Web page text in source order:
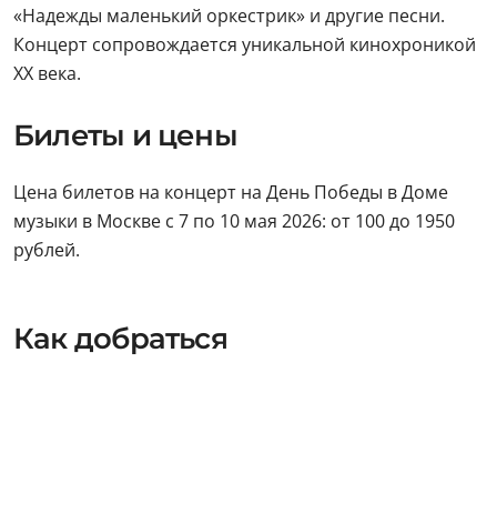
«Надежды маленький оркестрик» и другие песни.
Концерт сопровождается уникальной кинохроникой
XX века.
Билеты и цены
Цена билетов на концерт на День Победы в Доме
музыки в Москве с 7 по 10 мая 2026: от 100 до 1950
рублей.
Как добраться